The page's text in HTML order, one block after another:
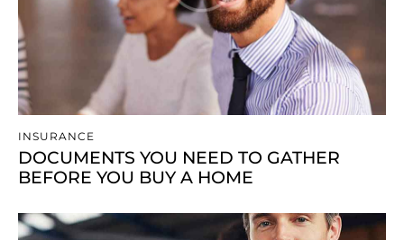
INSURANCE
DOCUMENTS YOU NEED TO GATHER
BEFORE YOU BUY A HOME